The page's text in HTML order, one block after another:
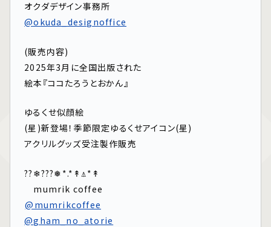
オクダデザイン事務所⁡
@okuda_designoffice
(販売内容)
2025年3月に全国出版された
絵本『ココたろうとおかん』
ゆるくせ似顔絵
(星)新登場！季節限定ゆるくせアイコン(星)
アクリルグッズ受注製作販売
??❄︎???❅*.*↟⍋*↟
mumrik coffee⁡
⁡@mumrikcoffee
@gham_no_atorie